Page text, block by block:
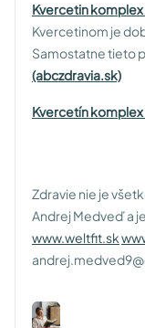
Kvercetin
Kvercetinom je
Samostatne tieto
(abczdravia.sk)
Kvercetín
Zdravie nie je
Andrej Medveď a
www.weltfit.sk